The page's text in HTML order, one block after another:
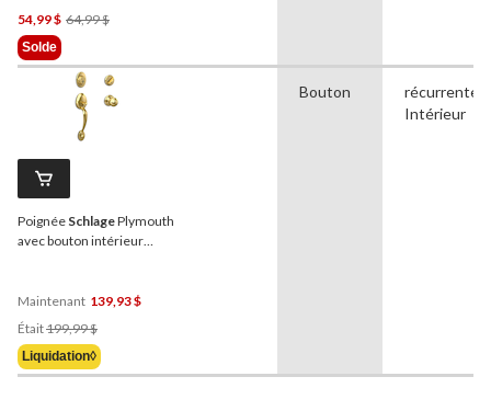
54,99 $ 64,99 $Prix
64,99 $
Solde
Poignée SchlagePlymouth
avec bouton intérieur
Maintenant 139,93 $
Était199,99 $
Était
199,99 $
Liquidation◊
Bouton
récurrente,
Intérieur